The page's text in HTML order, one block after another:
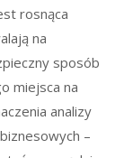
rosnąca
na
sposób
miejsca na
analizy
–